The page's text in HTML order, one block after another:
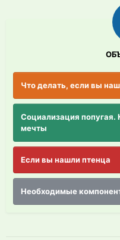
Что делать, если вы
Социализация попугая.
мечты
Если вы нашли птенца
Необходимые